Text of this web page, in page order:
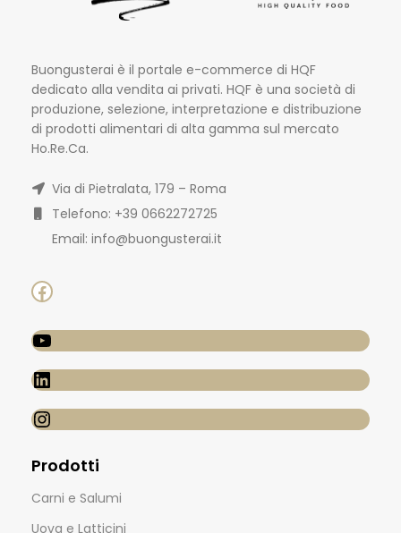
Buongusterai è il portale e-commerce di HQF
dedicato alla vendita ai privati. HQF è una società di
produzione, selezione, interpretazione e distribuzione
di prodotti alimentari di alta gamma sul mercato
Ho.Re.Ca.
Via di Pietralata, 179 – Roma
Telefono: +39 0662272725
Email: info@buongusterai.it
Prodotti
Carni e Salumi
Uova e Latticini